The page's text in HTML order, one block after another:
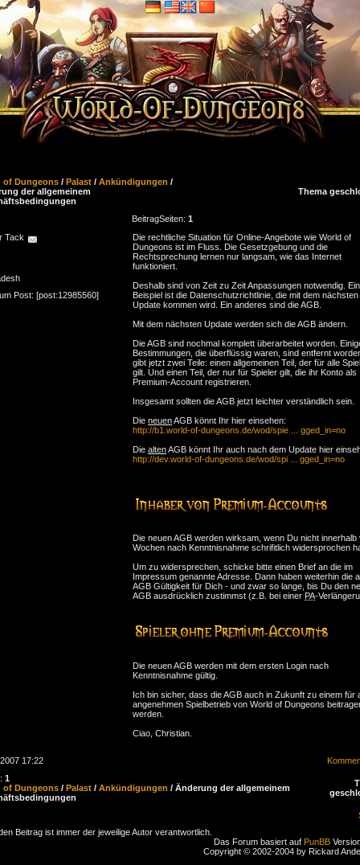
of Dungeons / Palast / Ankündigungen /
der allgemeinem
Thema
BeitragSeiten: 1
Tack
Post: [post:12985560]
Die rechtliche Situation für Online-Angebote wie World of
Dungeons ist im Fluss. Die Gesetzgebung und die
Rechtsprechung lernen nur langsam, wie das Internet
funktioniert.
Deshalb sind von Zeit zu Zeit Anpassungen notwendig. Ein
Beispiel ist die Datenschutzrichtlinie, die mit dem nächsten
Update kommen wird. Ein anderes sind die AGB.
Mit dem nächsten Update werden sich die AGB ändern.
Die AGB sind nochmal komplett überarbeitet worden.
Bestimmungen, die überflüssig waren, sind entfernt
gibt jetzt zwei Teile: einen allgemeinen Teil, der für alle
gilt. Und einen Teil, der nur für Spieler gilt, die ihr Konto als
Premium-Account registrieren.
Insgesamt sollten die AGB jetzt leichter verständlich sein.
Die neuenAGB könnt Ihr hier einsehen:
http://b1.world-of-dungeons.de/wod/spie ... gged_in=no
Die altenAGB könnt Ihr auch nach dem Update hier
http://dev.world-of-dungeons.de/wod/spi ... gged_in=no
Die neuen AGB werden wirksam, wenn Du nicht innerhalb
Wochen nach Kenntnisnahme schrifitlich widersprochen
Um zu widersprechen, schicke bitte einen Brief an die im
Impressum genannte Adresse. Dann haben weiterhin die
AGB Gültigkeit für Dich - und zwar so lange, bis Du den
AGB ausdrücklich zustimmst (z.B. bei einer PA-
Die neuen AGB werden mit dem ersten Login nach
Kenntnisnahme gültig.
Ich bin sicher, dass die AGB auch in Zukunft zu einem für
angenehmen Spielbetrieb von World of Dungeons
werden.
Ciao, Christian.
17:22
1
of Dungeons / Palast / Ankündigungen / Änderung der allgemeinem
Beitrag ist immer der jeweilige Autor verantwortlich.
Das Forum basiert auf PunBB
Copyright © 2002-2004 by Rickard